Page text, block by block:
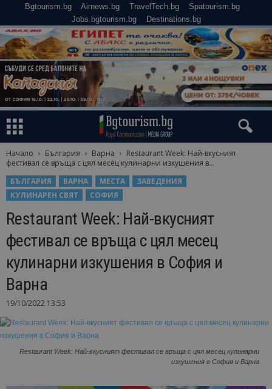
Bgtourism.bg Airnews.bg TravelTech.bg
Spatourism.bg
Jobs.bgtourism.bg
Destinations.bg
Начало България Варна
Restaurant Week: Най-вкусният
фестивал се връща с цял месец кулинарни изкушения в...
БЪЛГАРИЯ
ВАРНА МЕСТА
ЗАВЕДЕНИЯ
КУЛИНАРЕН СВЯТ
СОФИЯ
Restaurant Week: Най-вкусният
фестивал се връща с цял месец
кулинарни изкушения в София и
Варна
19/10/2022 13:53
Restaurant Week: Най-вкусният фестивал се връща с цял месец кулинарни
изкушения в София и Варна